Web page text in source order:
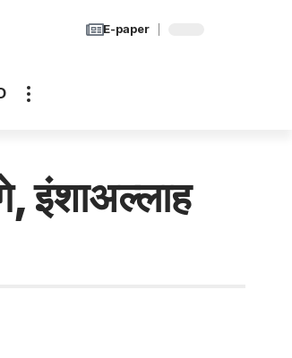
E-paper
इंशाअल्लाह